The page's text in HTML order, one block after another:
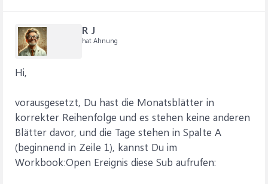
R J
hat Ahnung
Hi,
vorausgesetzt, Du hast die Monatsblätter in
korrekter Reihenfolge und es stehen keine anderen
Blätter davor, und die Tage stehen in Spalte A
(beginnend in Zeile 1), kannst Du im
Workbook:Open Ereignis diese Sub aufrufen: